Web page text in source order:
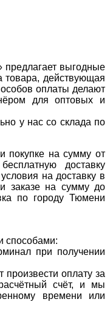
выгодные
товара, действующая
оплаты делают
для оптовых и
у нас со склада по
покупке на сумму от
доставку
на доставку в
заказе на сумму до
по городу Тюмени
способами:
при получении
произвести оплату за
счёт, и мы
времени или